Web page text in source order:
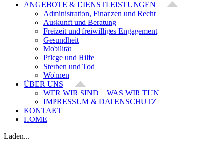
ANGEBOTE & DIENSTLEISTUNGEN
Administration, Finanzen und Recht
Auskunft und Beratung
Freizeit und freiwilliges Engagement
Gesundheit
Mobilität
Pflege und Hilfe
Sterben und Tod
Wohnen
ÜBER UNS
WER WIR SIND – WAS WIR TUN
IMPRESSUM & DATENSCHUTZ
KONTAKT
HOME
Laden...